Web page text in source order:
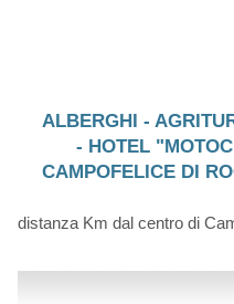
ALBERGHI -
- HOTEL
CAMPOFELICE DI
distanza Km dal centro di